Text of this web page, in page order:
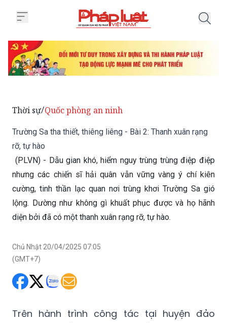
Thời sự/Quốc phòng an ninh
Trường Sa tha thiết, thiêng liêng - Bài 2: Thanh xuân rạng
rỡ, tự hào
(PLVN) - Dẫu gian khó, hiểm nguy trùng trùng điệp điệp
nhưng các chiến sĩ hải quân vẫn vững vàng ý chí kiên
cường, tinh thần lạc quan nơi trùng khơi Trường Sa gió
lộng. Dường như không gì khuất phục được và họ hãnh
diện bởi đã có một thanh xuân rạng rỡ, tự hào.
Chủ Nhật 20/04/2025 07:05
(GMT+7)
Trên hành trình công tác tại huyện đảo